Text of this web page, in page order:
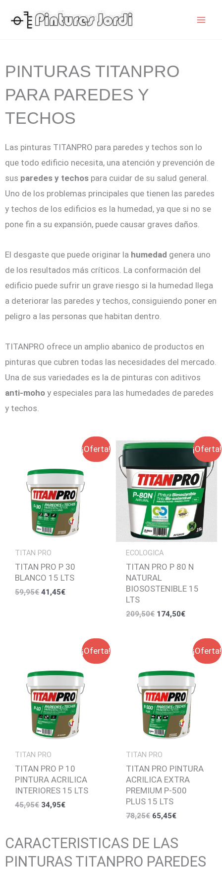
PINTURAS TITANPRO
PARA PAREDES Y
TECHOS
Las pinturas TITANPRO para paredes y techos son lo
que todo edificio necesita, una atención y prevención de
sus paredes y techos para cuidar de su salud general.
Uno de los problemas principales que tienen las paredes
y techos de los edificios es la humedad, ya que si no se
pone fin a su expansión, puede causar graves daños.
El desgaste que puede originar la humedad genera uno
de los resultados más críticos. La conformación del
edificio puede sufrir un grave riesgo si la humedad llega
a deteriorar las paredes y techos, consiguiendo poner en
peligro a las personas que habitan dentro.
TITANPRO ofrece un amplio abanico de productos en
pinturas que cubren todas las necesidades del mercado.
Una de sus variedades es la de pinturas con aditivos
anti-moho y especiales para las humedades de paredes
y techos.
¡Oferta!
TITAN PRO
TITAN PRO P 30
BLANCO 15 LTS
59,95€
era:
59,95€.
41,45€
precio
actual
es:
41,45€.
¡Oferta!
ECOLOGICA
TITAN PRO P 80 N
NATURAL
BIOSOSTENIBLE 15
LTS
209,50€
El
era:
209,50€.
174,50€
El
precio
actual
es:
174,50€.
¡Oferta!
TITAN PRO
TITAN PRO P 10
PINTURA ACRILICA
INTERIORES 15 LTS
45,95€
era:
45,95€.
34,95€
precio
actual
es:
34,95€.
¡Oferta!
TITAN PRO
TITAN PRO PINTURA
ACRILICA EXTRA
PREMIUM P-500
PLUS 15 LTS
78,25€
era:
78,25€.
65,45€
precio
actual
es:
65,45€.
CARACTERISTICAS DE LAS
PINTURAS TITANPRO PAREDES